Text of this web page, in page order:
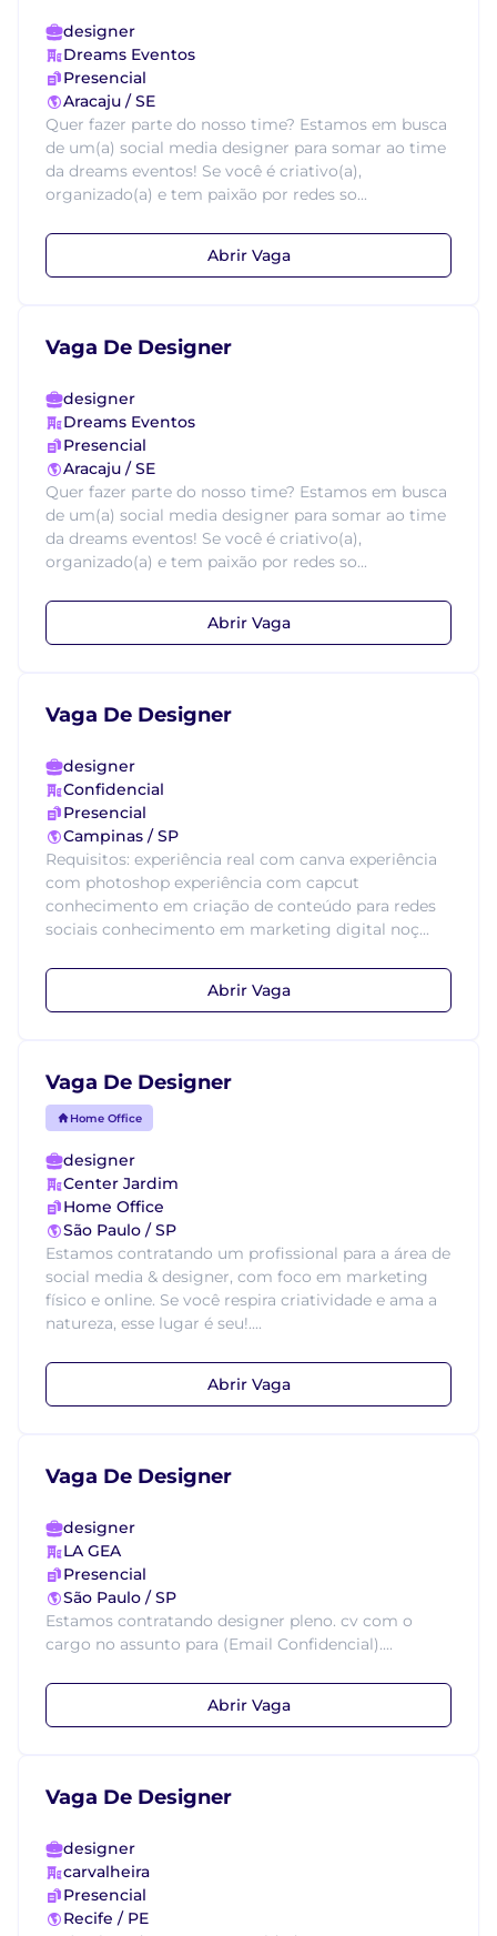
designer
Dreams Eventos
Presencial
Aracaju / SE
Quer fazer parte do nosso time? Estamos em busca
de um(a) social media designer para somar ao time
da dreams eventos! Se você é criativo(a),
organizado(a) e tem paixão por redes so...
Abrir Vaga
Vaga De Designer
designer
Dreams Eventos
Presencial
Aracaju / SE
Quer fazer parte do nosso time? Estamos em busca
de um(a) social media designer para somar ao time
da dreams eventos! Se você é criativo(a),
organizado(a) e tem paixão por redes so...
Abrir Vaga
Vaga De Designer
designer
Confidencial
Presencial
Campinas / SP
Requisitos: experiência real com canva experiência
com photoshop experiência com capcut
conhecimento em criação de conteúdo para redes
sociais conhecimento em marketing digital noç...
Abrir Vaga
Vaga De Designer
Home Office
designer
Center Jardim
Home Office
São Paulo / SP
Estamos contratando um profissional para a área de
social media & designer, com foco em marketing
físico e online. Se você respira criatividade e ama a
natureza, esse lugar é seu!....
Abrir Vaga
Vaga De Designer
designer
LA GEA
Presencial
São Paulo / SP
Estamos contratando designer pleno. cv com o
cargo no assunto para (Email Confidencial)....
Abrir Vaga
Vaga De Designer
designer
carvalheira
Presencial
Recife / PE